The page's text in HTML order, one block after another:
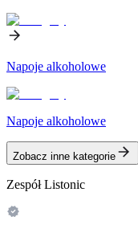
Napoje alkoholowe
Napoje alkoholowe
Zobacz inne kategorie
Zespół Listonic